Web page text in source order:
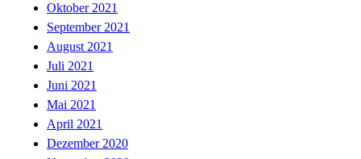
Oktober 2021
September 2021
August 2021
Juli 2021
Juni 2021
Mai 2021
April 2021
Dezember 2020